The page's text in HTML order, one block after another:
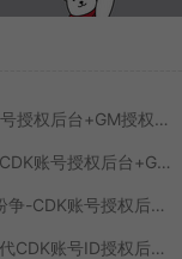
一蕗狂飆-CDK账号授权后台+GM授权后台+使用教程
秋意西游-第四代CDK账号授权后台+GM授权后台+使用教程
横扫三军之雄逐纷争-CDK账号授权后台+GM授权后台+使用教程
船长请开炮-第四代CDK账号ID授权后台+GM授权后台+使用教程